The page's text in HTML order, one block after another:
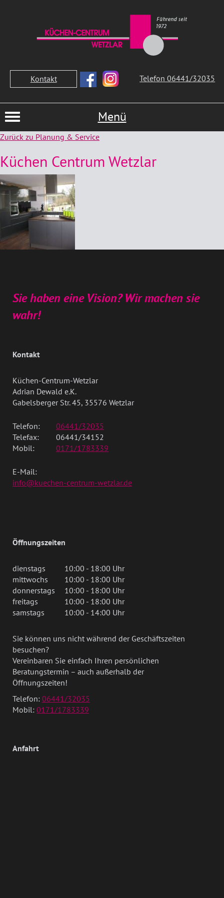
Kontakt Telefon 06441/32035
Menü
Zurück zu Planung & Service
Küchen Centrum Wetzlar
Sie haben eine Vision? Wir machen sie
wahr!
Kontakt
Küchen-Centrum-Wetzlar
Adrian Dewald e.K.
Gabelsberger Str. 45, 35576 Wetzlar
Telefon:
06441/32035
Telefax:
06441/34152
Mobil:
0171/1783339
E-Mail:
info@kuechen-centrum-wetzlar.de
Öffnungszeiten
dienstags
10:00 - 18:00 Uhr
mittwochs
10:00 - 18:00 Uhr
donnerstags
10:00 - 18:00 Uhr
freitags
10:00 - 18:00 Uhr
samstags
10:00 - 14:00 Uhr
Sie können uns nicht während der Geschäftszeiten
besuchen?
Vereinbaren Sie einfach Ihren persönlichen
Beratungstermin – auch außerhalb der
Öffnungszeiten!
Telefon: 06441/32035
Mobil: 0171/1783339
Anfahrt